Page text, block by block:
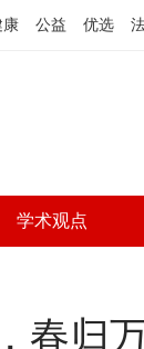
康 公益 优选
学术观点
春归